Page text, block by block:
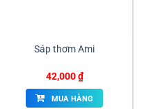
Sáp thơm Ami
42,000₫
MUA HÀNG